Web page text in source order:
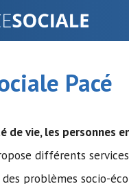
Pacé
de vie, les personnes
différents
problèmes socio-